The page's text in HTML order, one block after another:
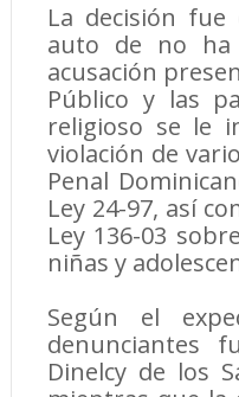
La decisión
auto de no
acusación
Público y las
religioso se le
violación de
Penal
Ley 24-97, así
Ley 136-03
niñas y
Según el
denunciantes
Dinelcy de los